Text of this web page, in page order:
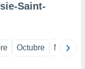
Saint-
Octubre